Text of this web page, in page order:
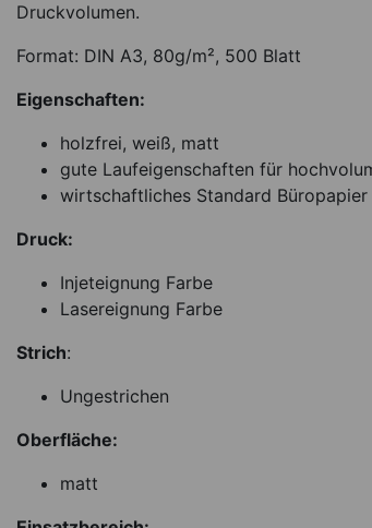
Druckvolumen.
Format: DIN A3, 80g/m², 500 Blatt
Eigenschaften:
holzfrei, weiß, matt
gute Laufeigenschaften für
wirtschaftliches Standard Büropapier
Druck:
Injeteignung Farbe
Lasereignung Farbe
Strich:
Ungestrichen
Oberfläche:
matt